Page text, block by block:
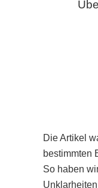
Die Artikel
bestimmten
So haben